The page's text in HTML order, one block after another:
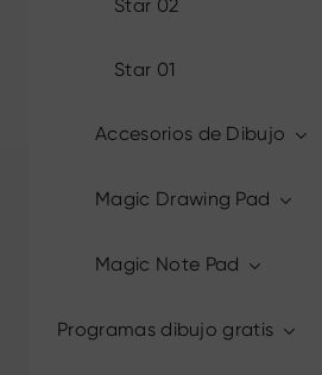
Star 02
Star 01
Accesorios de Dibujo
Magic Drawing Pad
Magic Note Pad
Programas dibujo gratis